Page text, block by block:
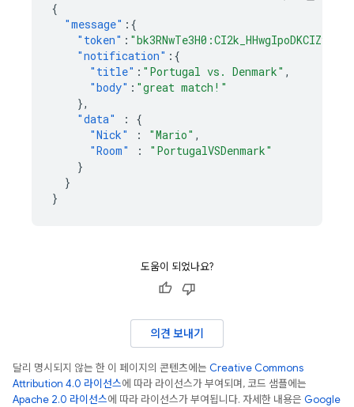
{
"message" :{
"token" :
"notification" :{
"title" : "Portugal vs. Denmark" ,
"body" : "great match!"
},
"data"
:
{
"Nick"
: "Mario" ,
"Room"
:
"PortugalVSDenmark"
}
}
}
도움이 되었나요?
의견 보내기
달리 명시되지 않는 한 이 페이지의 콘텐츠에는 Creative Commons
Attribution 4.0 라이선스에 따라 라이선스가 부여되며, 코드 샘플에는
Apache 2.0 라이선스에 따라 라이선스가 부여됩니다. 자세한 내용은 Google